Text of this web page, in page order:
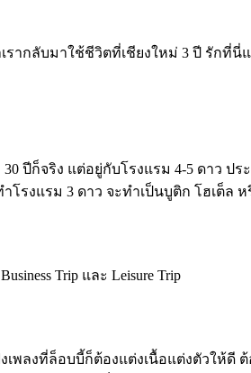
ากลับมาใช้ชีวิตที่เชียงใหม่ 3 ปี รักที่
ปีก็จริง แต่อยู่กับโรงแรม 4-5 ดาว
งแรม 3 ดาว จะทำเป็นบูติก โฮเต็ล
Trip และ Leisure Trip
งเพลงที่ล็อบบี้ก็ต้องแต่งเนื้อแต่งตัวใ